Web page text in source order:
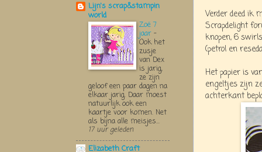
Verder deed ik
Scrapdelight
knopen, 6
(petrol en
Het papier is
engeltjes zijn
achterkant
Lijn's scrap&stampin
world
Zoë 7
jaar -
Ook het
zusje
van Dex
is jarig,
ze zijn
geloof een paar dagen na
elkaar jarig. Daar moest
natuurlijk ook een
kaartje voor komen. Net
als bijna alle meisjes...
17 uur geleden
Elizabeth Craft